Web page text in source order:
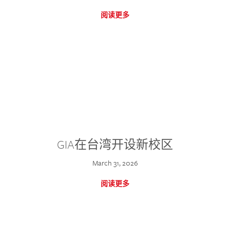
阅读更多
GIA在台湾开设新校区
March 31, 2026
阅读更多